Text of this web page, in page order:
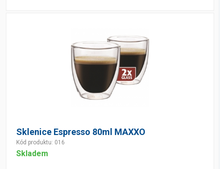
Sklenice Espresso 80ml MAXXO
Kód produktu: 016
Skladem